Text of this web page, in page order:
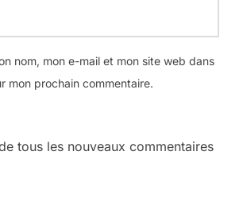
nom, mon e-mail et mon site web dans
mon prochain commentaire.
tous les nouveaux commentaires